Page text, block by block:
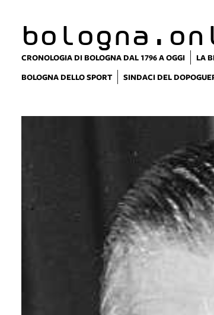
CRONOLOGIA DI BOLOGNA DAL 1796 A OGGI LA
BOLOGNA DELLO SPORT
SINDACI DEL